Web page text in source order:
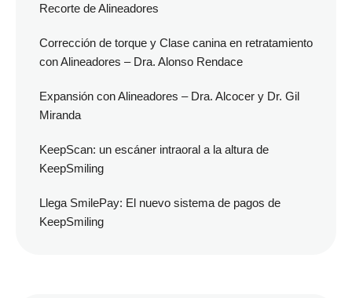
Recorte de Alineadores
Corrección de torque y Clase canina en retratamiento
con Alineadores – Dra. Alonso Rendace
Expansión con Alineadores – Dra. Alcocer y Dr. Gil
Miranda
KeepScan: un escáner intraoral a la altura de
KeepSmiling
Llega SmilePay: El nuevo sistema de pagos de
KeepSmiling